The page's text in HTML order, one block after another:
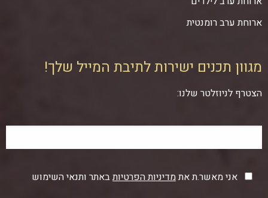
ארוחת ערב רומנטית
מגוון תכנים ישירות לתיבת המייל שלך!
הצטרף לניוזלטר שלנו:
אני מאשר.ת אתמדיניות הפרטיותבאתר ותנאי השימוש